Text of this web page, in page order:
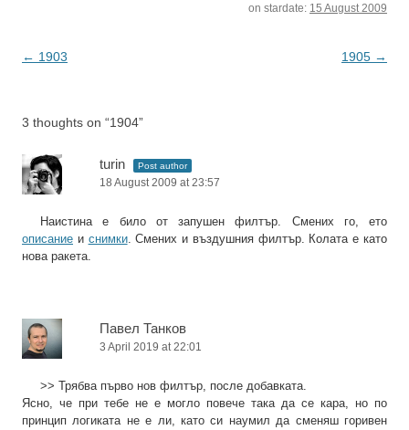
съвременните
on stardate: 15 August 2009
Post
← 1903 1905 →
3 thoughts on “1904”
turin Post author
18 August 2009 at 23:57
Наистина е било от запушен филтър. Смених го, ето
описание и снимки. Смених и въздушния филтър. Колата е като
нова ракета.
Павел Танков
3 April 2019 at 22:01
>> Трябва първо нов филтър, после добавката.
Ясно, че при тебе не е могло повече така да се кара, но по
принцип логиката не е ли, като си наумил да сменяш горивен